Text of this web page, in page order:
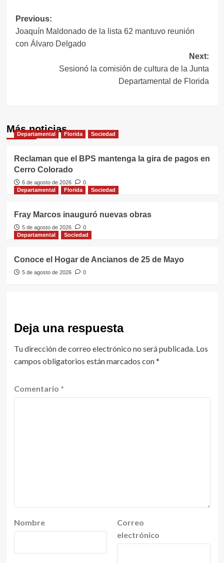
Navegación
de
entradas
Previous:
Joaquín Maldonado de la lista 62 mantuvo reunión
con Álvaro Delgado
Next:
Sesionó la comisión de cultura de la Junta
Departamental de Florida
Más noticias
Departamental Florida Sociedad
Reclaman que el BPS mantenga la gira de pagos en
Cerro Colorado
6 de agosto de 2026
0
Departamental
Florida Sociedad
Fray Marcos inauguró nuevas obras
5 de agosto de 2026
0
Departamental
Sociedad
Conoce el Hogar de Ancianos de 25 de Mayo
5 de agosto de 2026 0
Deja una respuesta
Tu dirección de correo electrónico no será publicada. Los
campos obligatorios están marcados con*
Comentario *
Nombre
Correo
electrónico